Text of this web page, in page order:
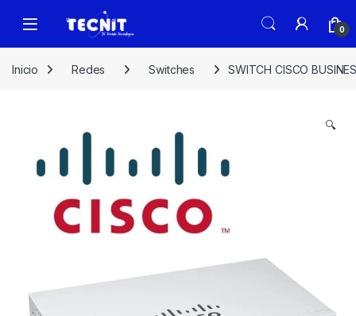
0
Inicio Redes Switches SWITCH CISCO
🔍